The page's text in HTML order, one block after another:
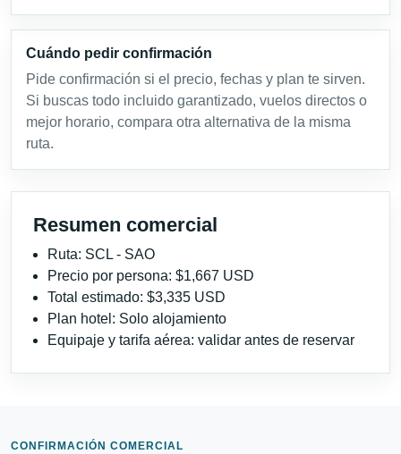
Cuándo pedir confirmación
Pide confirmación si el precio, fechas y plan te sirven.
Si buscas todo incluido garantizado, vuelos directos o
mejor horario, compara otra alternativa de la misma
ruta.
Resumen comercial
Ruta: SCL - SAO
Precio por persona: $1,667 USD
Total estimado: $3,335 USD
Plan hotel: Solo alojamiento
Equipaje y tarifa aérea: validar antes de reservar
CONFIRMACIÓN COMERCIAL